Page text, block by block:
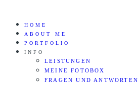
HOME
ABOUT ME
PORTFOLIO
INFO
LEISTUNGEN
MEINE FOTOBOX
FRAGEN UND ANTWORTEN